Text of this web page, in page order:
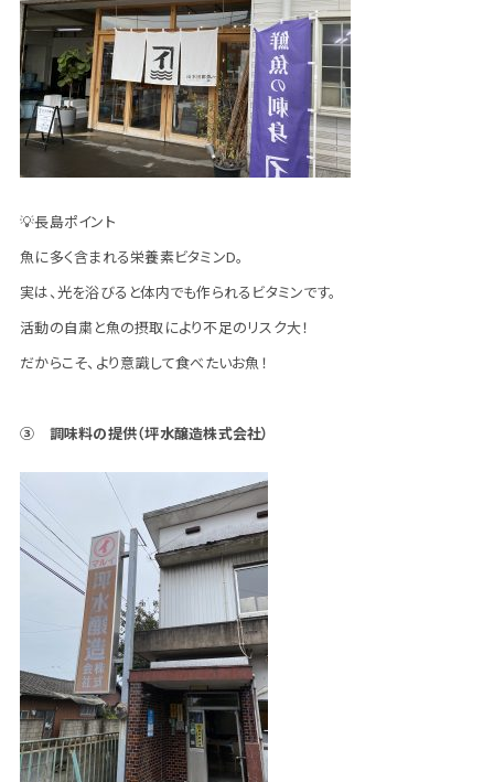
💡長島ポイント
魚に多く含まれる栄養素ビタミンD。
実は、光を浴びると体内でも作られるビタミンです。
活動の自粛と魚の摂取により不足のリスク大！
だからこそ、より意識して食べたいお魚！
③ 調味料の提供（坪水醸造株式会社）